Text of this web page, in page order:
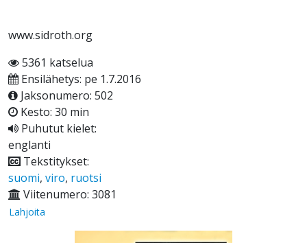
www.sidroth.org
5361 katselua
Ensilähetys: pe 1.7.2016
Jaksonumero: 502
Kesto: 30 min
Puhutut kielet:
englanti
Tekstitykset:
suomi, viro, ruotsi
Viitenumero: 3081
Lahjoita